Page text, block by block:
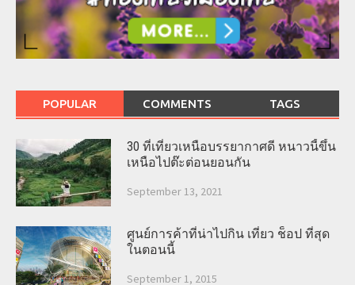
POPULAR COMMENTS TAGS
30 ที่เที่ยวเหนือบรรยากาศดี หนาวนี้ขึ้น
เหนือไปต๊ะต่อนยอนกัน
September 13, 2021
ศูนย์การค้าที่น่าไปกิน เที่ยว ช็อป ที่สุด
ในตอนนี้
September 1, 2015